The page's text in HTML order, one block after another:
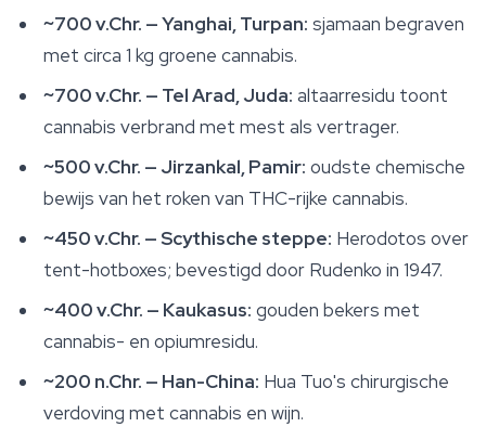
~700 v.Chr. — Yanghai, Turpan: sjamaan begraven
met circa 1 kg groene cannabis.
~700 v.Chr. — Tel Arad, Juda: altaarresidu toont
cannabis verbrand met mest als vertrager.
~500 v.Chr. — Jirzankal, Pamir: oudste chemische
bewijs van het roken van THC-rijke cannabis.
~450 v.Chr. — Scythische steppe: Herodotos over
tent-hotboxes; bevestigd door Rudenko in 1947.
~400 v.Chr. — Kaukasus: gouden bekers met
cannabis- en opiumresidu.
~200 n.Chr. — Han-China: Hua Tuo's chirurgische
verdoving met cannabis en wijn.